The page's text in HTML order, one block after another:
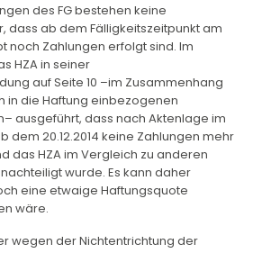
des FG bestehen keine
dass ab dem Fälligkeitszeitpunkt am
noch Zahlungen erfolgt sind. Im
HZA in seiner
auf Seite 10 –im Zusammenhang
in die Haftung einbezogenen
ausgeführt, dass nach Aktenlage im
dem 20.12.2014 keine Zahlungen mehr
das HZA im Vergleich zu anderen
wurde. Es kann daher
eine etwaige Haftungsquote
wäre.
wegen der Nichtentrichtung der